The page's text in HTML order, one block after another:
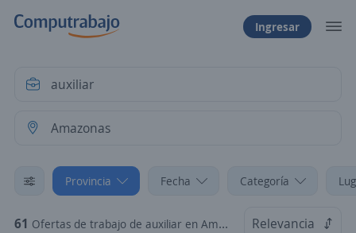
Ingresar
Provincia Fecha Categoría
61 Ofertas de trabajo de auxiliar en Amazonas Relevancia